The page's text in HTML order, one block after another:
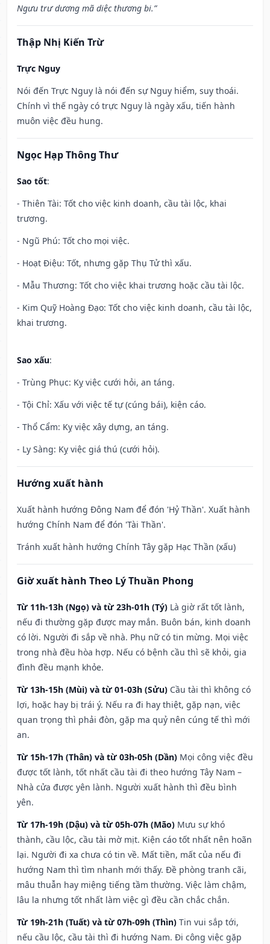
Ngưu trư dương mã diệc thương bi.”
Thập Nhị Kiến Trừ
Trực Nguy
Nói đến Trực Nguy là nói đến sự Nguy hiểm, suy thoái.
Chính vì thế ngày có trực Nguy là ngày xấu, tiến hành
muôn việc đều hung.
Ngọc Hạp Thông Thư
Sao tốt:
- Thiên Tài: Tốt cho việc kinh doanh, cầu tài lộc, khai
trương.
- Ngũ Phú: Tốt cho mọi việc.
- Hoạt Điệu: Tốt, nhưng gặp Thụ Tử thì xấu.
- Mẫu Thương: Tốt cho việc khai trương hoặc cầu tài lộc.
- Kim Quỹ Hoàng Đạo: Tốt cho việc kinh doanh, cầu tài lộc,
khai trương.
Sao xấu:
- Trùng Phục: Kỵ việc cưới hỏi, an táng.
- Tội Chỉ: Xấu với việc tế tự (cúng bái), kiện cáo.
- Thổ Cẩm: Kỵ việc xây dựng, an táng.
- Ly Sàng: Kỵ việc giá thú (cưới hỏi).
Hướng xuất hành
Xuất hành hướng Đông Nam để đón 'Hỷ Thần'. Xuất hành
hướng Chính Nam để đón 'Tài Thần'.
Tránh xuất hành hướng Chính Tây gặp Hạc Thần (xấu)
Giờ xuất hành Theo Lý Thuần Phong
Từ 11h-13h (Ngọ) và từ 23h-01h (Tý) Là giờ rất tốt lành,
nếu đi thường gặp được may mắn. Buôn bán, kinh doanh
có lời. Người đi sắp về nhà. Phụ nữ có tin mừng. Mọi việc
trong nhà đều hòa hợp. Nếu có bệnh cầu thì sẽ khỏi, gia
đình đều mạnh khỏe.
Từ 13h-15h (Mùi) và từ 01-03h (Sửu) Cầu tài thì không có
lợi, hoặc hay bị trái ý. Nếu ra đi hay thiệt, gặp nạn, việc
quan trọng thì phải đòn, gặp ma quỷ nên cúng tế thì mới
an.
Từ 15h-17h (Thân) và từ 03h-05h (Dần) Mọi công việc đều
được tốt lành, tốt nhất cầu tài đi theo hướng Tây Nam –
Nhà cửa được yên lành. Người xuất hành thì đều bình
yên.
Từ 17h-19h (Dậu) và từ 05h-07h (Mão) Mưu sự khó
thành, cầu lộc, cầu tài mờ mịt. Kiện cáo tốt nhất nên hoãn
lại. Người đi xa chưa có tin về. Mất tiền, mất của nếu đi
hướng Nam thì tìm nhanh mới thấy. Đề phòng tranh cãi,
mâu thuẫn hay miệng tiếng tầm thường. Việc làm chậm,
lâu la nhưng tốt nhất làm việc gì đều cần chắc chắn.
Từ 19h-21h (Tuất) và từ 07h-09h (Thìn) Tin vui sắp tới,
nếu cầu lộc, cầu tài thì đi hướng Nam. Đi công việc gặp